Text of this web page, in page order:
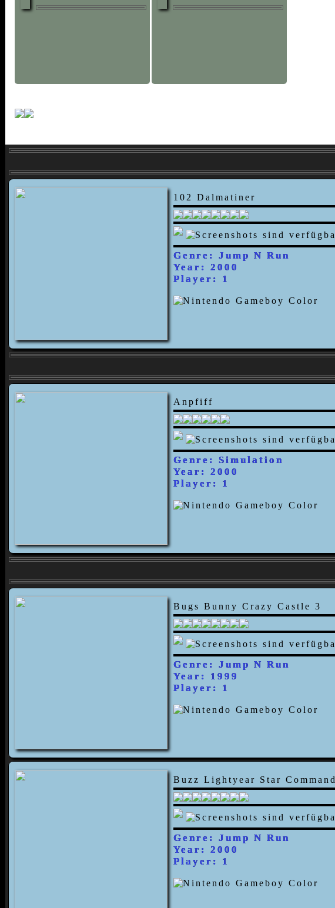
102 Dalmatiner
Genre: Jump N Run
Year: 2000
Player: 1
Anpfiff
Genre: Simulation
Year: 2000
Player: 1
Bugs Bunny Crazy Castle 3
Genre: Jump N Run
Year: 1999
Player: 1
Buzz Lightyear Star Command
Genre: Jump N Run
Year: 2000
Player: 1